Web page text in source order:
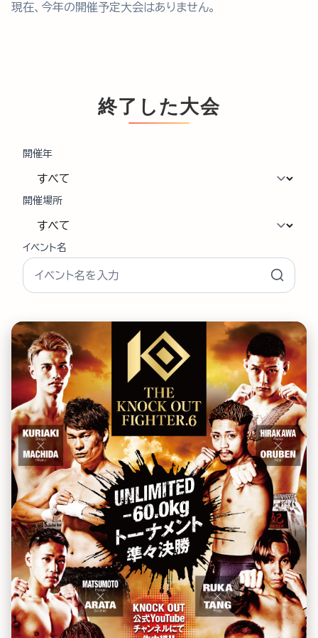
現在、今年の開催予定大会はありません。
終了した大会
開催年
開催場所
イベント名